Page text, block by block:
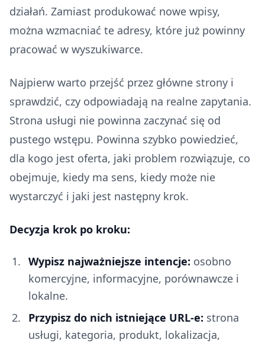
działań. Zamiast produkować nowe wpisy,
można wzmacniać te adresy, które już powinny
pracować w wyszukiwarce.
Najpierw warto przejść przez główne strony i
sprawdzić, czy odpowiadają na realne zapytania.
Strona usługi nie powinna zaczynać się od
pustego wstępu. Powinna szybko powiedzieć,
dla kogo jest oferta, jaki problem rozwiązuje, co
obejmuje, kiedy ma sens, kiedy może nie
wystarczyć i jaki jest następny krok.
Decyzja krok po kroku:
Wypisz najważniejsze intencje: osobno
komercyjne, informacyjne, porównawcze i
lokalne.
Przypisz do nich istniejące URL-e: strona
usługi, kategoria, produkt, lokalizacja,